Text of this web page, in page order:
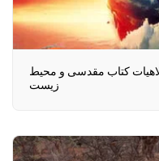
کتاب مقدسی و محیط
زیست